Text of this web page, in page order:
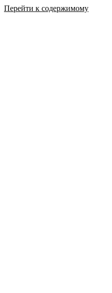
Перейти к содержимому